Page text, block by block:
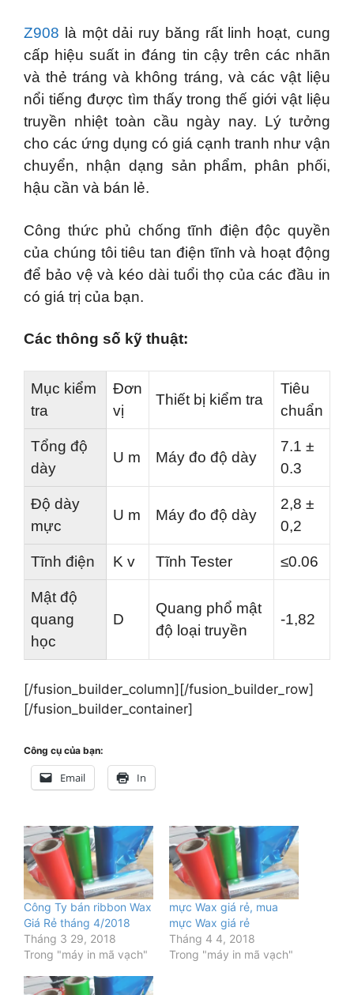
Z908 là một dải ruy băng rất linh hoạt, cung
cấp hiệu suất in đáng tin cậy trên các nhãn
và thẻ tráng và không tráng, và các vật liệu
nổi tiếng được tìm thấy trong thế giới vật liệu
truyền nhiệt toàn cầu ngày nay. Lý tưởng
cho các ứng dụng có giá cạnh tranh như vận
chuyển, nhận dạng sản phẩm, phân phối,
hậu cần và bán lẻ.
Công thức phủ chống tĩnh điện độc quyền
của chúng tôi tiêu tan điện tĩnh và hoạt động
để bảo vệ và kéo dài tuổi thọ của các đầu in
có giá trị của bạn.
Các thông số kỹ thuật:
Mục kiểm
tra
Đơn
vị
Thiết bị kiểm tra
Tiêu
chuẩn
Tổng độ
dày
U m Máy đo độ dày
7.1 ±
0.3
Độ dày
mực
U m Máy đo độ dày
2,8 ±
0,2
Tĩnh điện K v Tĩnh Tester ≤0.06
Mật độ
quang
học
D
Quang phổ mật
độ loại truyền
-1,82
[/fusion_builder_column][/fusion_builder_row]
[/fusion_builder_container]
Công cụ của bạn:
Email In
Công Ty bán ribbon Wax
Giá Rẻ tháng 4/2018
Tháng 3 29, 2018
Trong "máy in mã vạch"
mực Wax giá rẻ, mua
mực Wax giá rẻ
Tháng 4 4, 2018
Trong "máy in mã vạch"